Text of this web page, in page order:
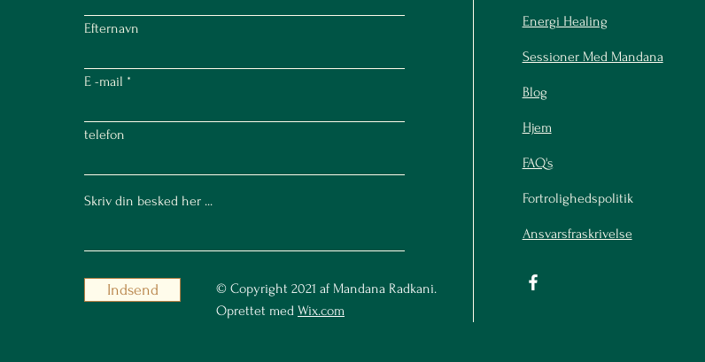
Efternavn
E -mail
telefon
Indsend
© Copyright 2021 af Mandana Radkani.
Oprettet med Wix.com
Energi Healing
Sessioner Med Mandana
Blog
Hjem
FAQ's
Fortrolighedspolitik
Ansvarsfraskrivelse